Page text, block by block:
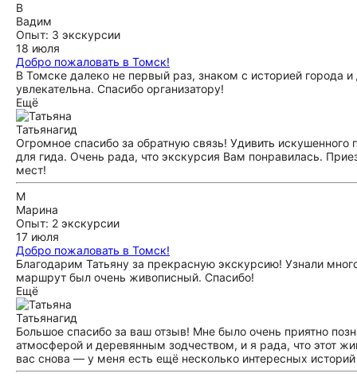
В
Вадим
Опыт: 3 экскурсии
18 июля
Добро пожаловать в Томск!
В Томске далеко не первый раз, знаком с историей города
увлекательна. Спасибо организатору!
Ещё
Татьянагид
Огромное спасибо за обратную связь! Удивить
для гида. Очень рада, что экскурсия Вам понравилась.
мест!
М
Марина
Опыт: 2 экскурсии
17 июля
Добро пожаловать в Томск!
Благодарим Татьяну за прекрасную экскурсию! Узнали
маршрут был очень живописный. Спасибо!
Ещё
Татьянагид
Большое спасибо за ваш отзыв! Мне было очень приятно
атмосферой и деревянным зодчеством, и я рада, что этот
вас снова — у меня есть ещё несколько интересных